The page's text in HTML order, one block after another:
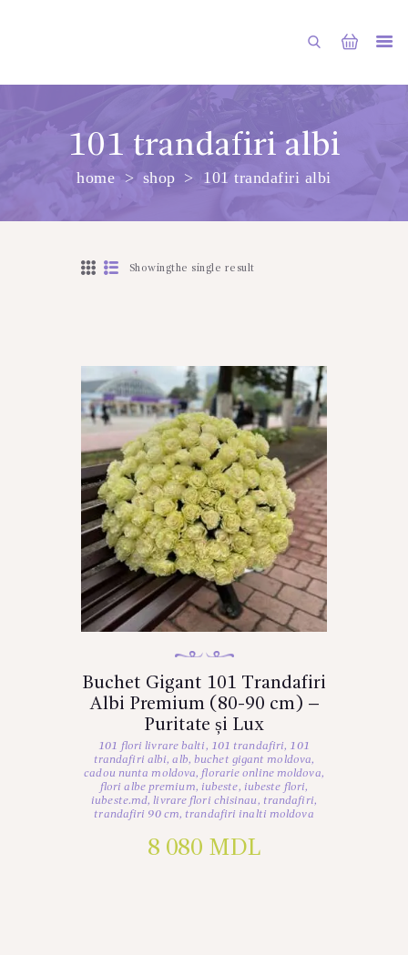
101 trandafiri albi
home shop 101 trandafiri albi
PRINCIPALA
DESPRE NOI
Showingthe single result
Buchet Gigant 101 Trandafiri
Albi Premium (80-90 cm) –
Puritate și Lux
101 flori livrare balti, 101 trandafiri, 101
trandafiri albi,alb, buchet gigant moldova,
cadou nunta moldova, florarie online moldova,
flori albe premium, iubeste, iubeste flori,
iubeste.md,livrare flori chisinau, trandafiri,
trandafiri 90 cm, trandafiri inalti moldova
8 080 MDL